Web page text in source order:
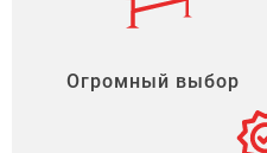
Огромный выбор